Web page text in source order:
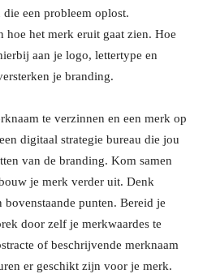
een probleem oplost.
hoe het merk eruit gaat zien. Hoe
aan je logo, lettertype en
je branding.
te verzinnen en een merk op
een digitaal strategie bureau die jou
van de branding. Kom samen
je merk verder uit. Denk
punten. Bereid je
door zelf je merkwaardes te
of beschrijvende merknaam
er geschikt zijn voor je merk.